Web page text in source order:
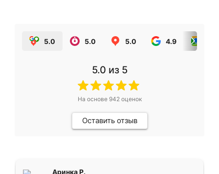
5.0 5.0 5.0 4.9
5.0 из 5
На основе 942оценок
Оставить отзыв
Аринка Р.